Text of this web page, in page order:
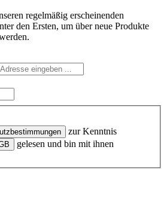
regelmäßig erscheinenden
den Ersten, um über neue Produkte
zur Kenntnis
gelesen und bin mit ihnen